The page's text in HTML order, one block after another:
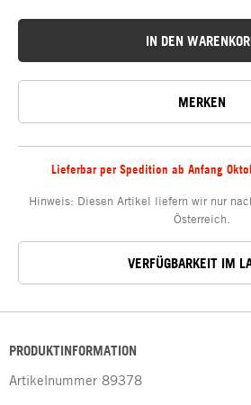
IN DEN
MERKEN
Lieferbar per Spedition ab Anfang
Hinweis: Diesen Artikel liefern wir nur
Österreich.
VERFÜGBARKEIT IM
PRODUKTINFORMATION
Artikelnummer 89378